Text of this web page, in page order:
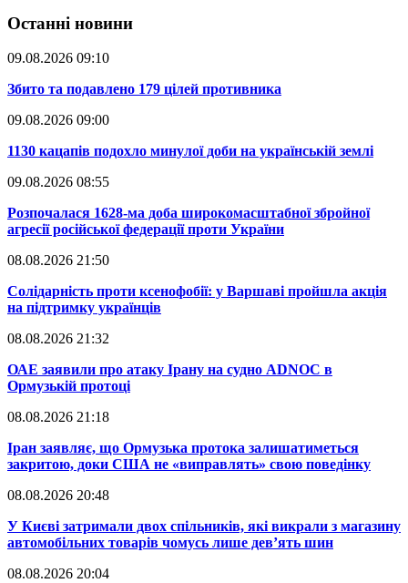
Останні новини
09.08.2026 09:10
​Збито та подавлено 179 цілей противника
09.08.2026 09:00
​1130 кацапів подохло минулої доби на українській землі
09.08.2026 08:55
​Розпочалася 1628-ма доба широкомасштабної збройної
агресії російської федерації проти України
08.08.2026 21:50
​Солідарність проти ксенофобії: у Варшаві пройшла акція
на підтримку українців
08.08.2026 21:32
​ОАЕ заявили про атаку Ірану на судно ADNOC в
Ормузькій протоці
08.08.2026 21:18
​Іран заявляє, що Ормузька протока залишатиметься
закритою, доки США не «виправлять» свою поведінку
08.08.2026 20:48
​У Києві затримали двох спільників, які викрали з магазину
автомобільних товарів чомусь лише дев’ять шин
08.08.2026 20:04